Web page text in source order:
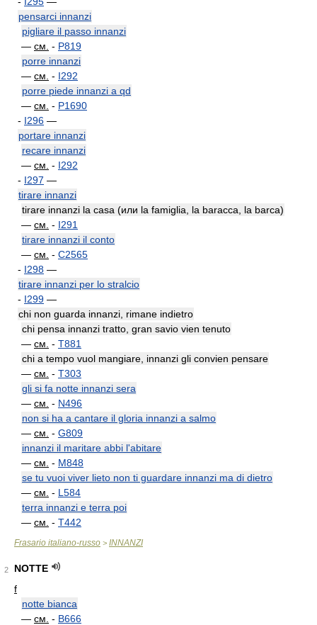
pensarci innanzi
pigliare il passo innanzi
— см. - P819
porre innanzi
— см. - I292
porre piede innanzi a qd
— см. - P1690
- I296 —
portare innanzi
recare innanzi
— см. - I292
- I297 —
tirare innanzi
tirare innanzi la casa (или la famiglia, la baracca, la barca)
— см. - I291
tirare innanzi il conto
— см. - C2565
- I298 —
tirare innanzi per lo stralcio
- I299 —
chi non guarda innanzi, rimane indietro
chi pensa innanzi tratto, gran savio vien tenuto
— см. - T881
chi a tempo vuol mangiare, innanzi gli convien pensare
— см. - T303
gli si fa notte innanzi sera
— см. - N496
non si ha a cantare il gloria innanzi a salmo
— см. - G809
innanzi il maritare abbi l'abitare
— см. - M848
se tu vuoi viver lieto non ti guardare innanzi ma di dietro
— см. - L584
terra innanzi e terra poi
— см. - T442
Frasario italiano-russo > INNANZI
2
NOTTE
f
notte bianca
— см. - B666